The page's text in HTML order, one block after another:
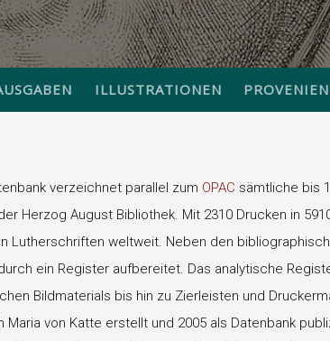
ILLUSTRATIONEN
verzeichnet parallel zum OPAC sämtliche bis
Herzog August Bibliothek. Mit 2310 Drucken in
Lutherschriften weltweit. Neben den
ein Register aufbereitet. Das analytische
Bildmaterials bis hin zu Zierleisten und
Maria von Katte erstellt und 2005 als Datenbank